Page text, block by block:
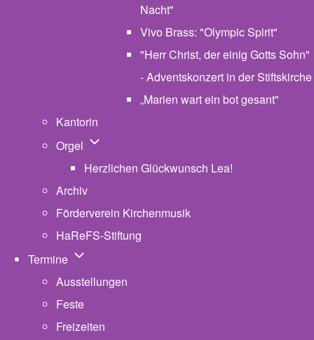
Nacht"
Vivo Brass: "Olympic Spirit"
"Herr Christ, der einig Gotts Sohn"
- Adventskonzert in der Stiftskirche
„Marien wart ein bot gesant"
Kantorin
Orgel Unternavigation von Orgel
Herzlichen Glückwunsch Lea!
Archiv
Förderverein Kirchenmusik
HaReFS-Stiftung
Termine Unternavigation von Termine
Ausstellungen
Feste
Freizeiten